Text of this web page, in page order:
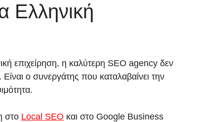
Ελληνική
επιχείρηση, η καλύτερη SEO agency δεν
ο συνεργάτης που καταλαβαίνει την
στο Local SEO και στο Google Business